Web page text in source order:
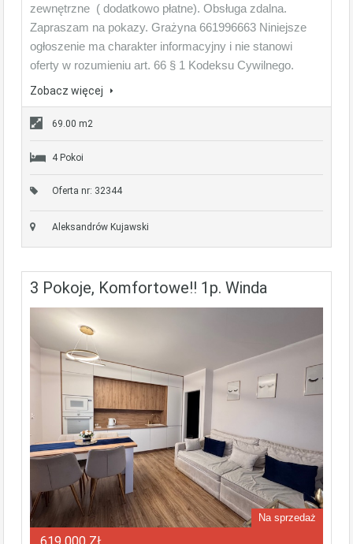
zewnętrzne ( dodatkowo płatne). Obsługa zdalna.
Zapraszam na pokazy. Grażyna 661996663 Niniejsze
ogłoszenie ma charakter informacyjny i nie stanowi
oferty w rozumieniu art. 66 § 1 Kodeksu Cywilnego.
Zobacz więcej
69.00 m2
4 Pokoi
Oferta nr: 32344
Aleksandrów Kujawski
3 Pokoje, Komfortowe!! 1p. Winda
Na sprzedaż